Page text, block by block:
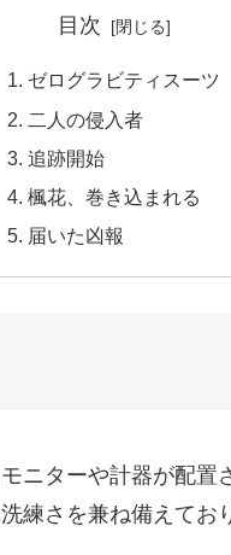
目次
ゼログラビティスーツ
二人の侵入者
追跡開始
楓花、巻き込まれる
届いた凶報
ニターや計器が配置
練さを兼ね備えて